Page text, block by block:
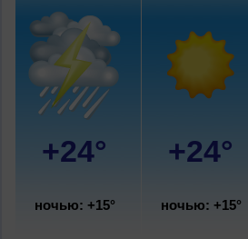
+24°
ночью: +15°
+24°
ночью: +15°